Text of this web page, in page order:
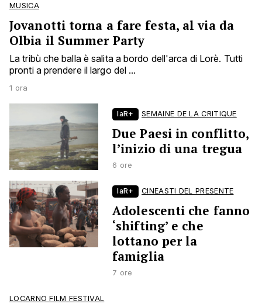
MUSICA
Jovanotti torna a fare festa, al via da
Olbia il Summer Party
La tribù che balla è salita a bordo dell'arca di Lorè. Tutti
pronti a prendere il largo del ...
1 ora
laR+ SEMAINE DE LA CRITIQUE
Due Paesi in conflitto,
l’inizio di una tregua
6 ore
laR+ CINEASTI DEL PRESENTE
Adolescenti che fanno
‘shifting’ e che
lottano per la
famiglia
7 ore
LOCARNO FILM FESTIVAL